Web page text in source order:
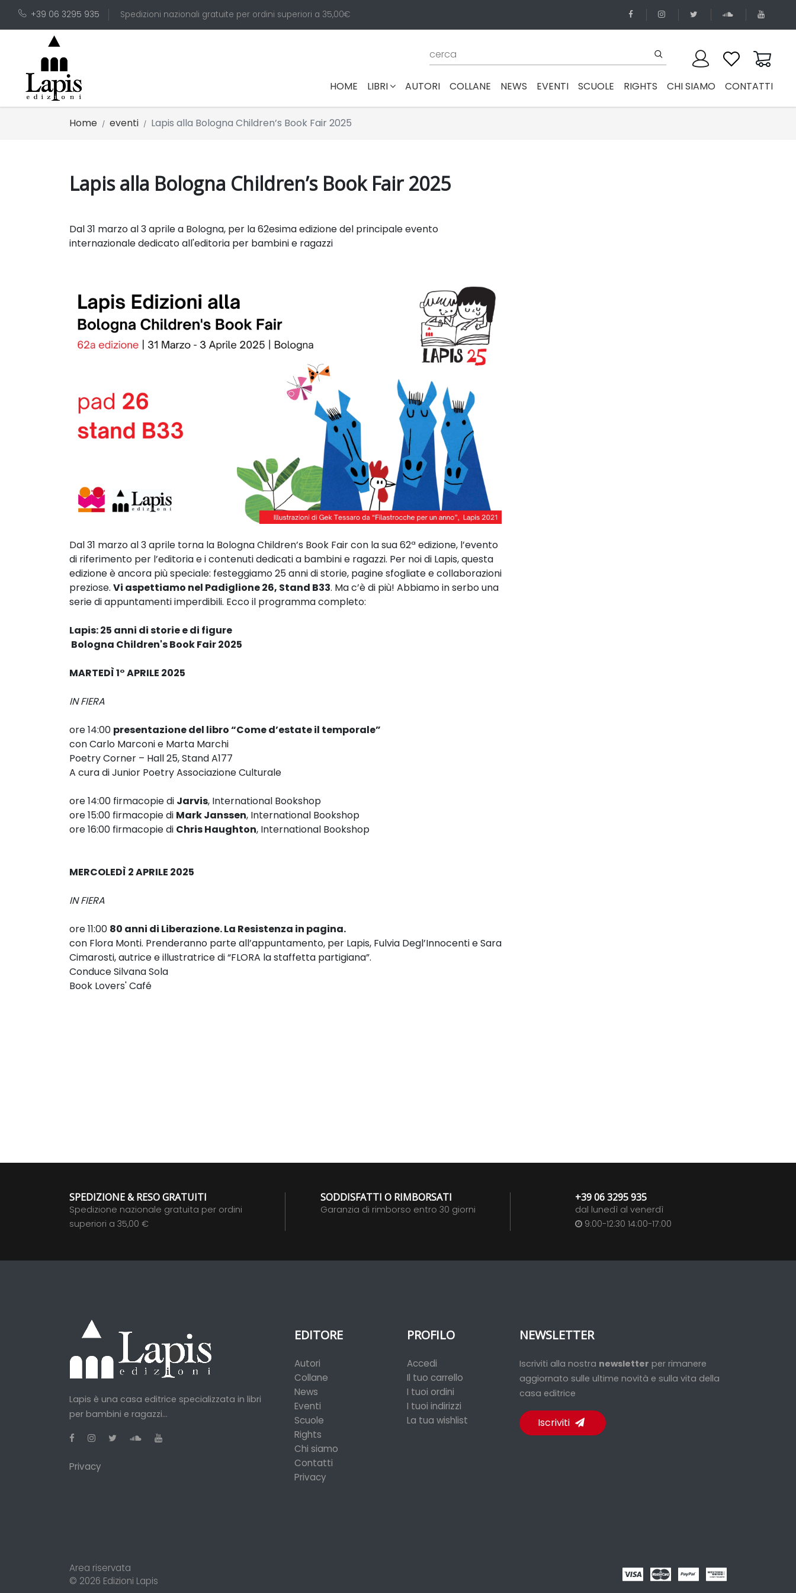
+39 06 3295 935 Spedizioni nazionali gratuite per ordini superiori a 35,00€
HOME (CURRENT)
LIBRI AUTORI COLLANE NEWS EVENTI SCUOLE RIGHTS CHI SIAMO CONTATTI
Home eventi Lapis alla Bologna Children’s Book Fair 2025
Lapis alla Bologna Children’s Book Fair 2025
Dal 31 marzo al 3 aprile a Bologna, per la 62esima edizione del principale evento
internazionale dedicato all'editoria per bambini e ragazzi
Dal 31 marzo al 3 aprile torna la Bologna Children’s Book Fair con la sua 62ª edizione, l’evento
di riferimento per l’editoria e i contenuti dedicati a bambini e ragazzi. Per noi di Lapis, questa
edizione è ancora più speciale: festeggiamo 25 anni di storie, pagine sfogliate e collaborazioni
preziose. Vi aspettiamo nel Padiglione 26, Stand B33. Ma c’è di più! Abbiamo in serbo una
serie di appuntamenti imperdibili. Ecco il programma completo:
Lapis: 25 anni di storie e di figure
Bologna Children's Book Fair 2025
MARTEDÌ 1° APRILE 2025
IN FIERA
ore 14:00 presentazione del libro “Come d’estate il temporale”
con Carlo Marconi e Marta Marchi
Poetry Corner – Hall 25, Stand A177
A cura di Junior Poetry Associazione Culturale
ore 14:00 firmacopie di Jarvis, International Bookshop
ore 15:00 firmacopie di Mark Janssen, International Bookshop
ore 16:00 firmacopie di Chris Haughton, International Bookshop
MERCOLEDÌ 2 APRILE 2025
IN FIERA
ore 11:00 80 anni di Liberazione. La Resistenza in pagina.
con Flora Monti. Prenderanno parte all’appuntamento, per Lapis, Fulvia Degl’Innocenti e Sara
Cimarosti, autrice e illustratrice di “FLORA la staffetta partigiana”.
Conduce Silvana Sola
Book Lovers' Café
SPEDIZIONE & RESO GRATUITI
Spedizione nazionale gratuita per ordini
superiori a 35,00 €
SODDISFATTI O RIMBORSATI
Garanzia di rimborso entro 30 giorni
+39 06 3295 935
dal lunedì al venerdì
9:00-12:30 14:00-17:00
Lapis è una casa editrice specializzata in libri
per bambini e ragazzi...
Privacy
EDITORE
Autori
Collane
News
Eventi
Scuole
Rights
Chi siamo
Contatti
Privacy
PROFILO
Accedi
Il tuo carrello
I tuoi ordini
I tuoi indirizzi
La tua wishlist
NEWSLETTER
Iscriviti alla nostra newsletter per rimanere
aggiornato sulle ultime novità e sulla vita della
casa editrice
Iscriviti
Area riservata
© 2026 Edizioni Lapis